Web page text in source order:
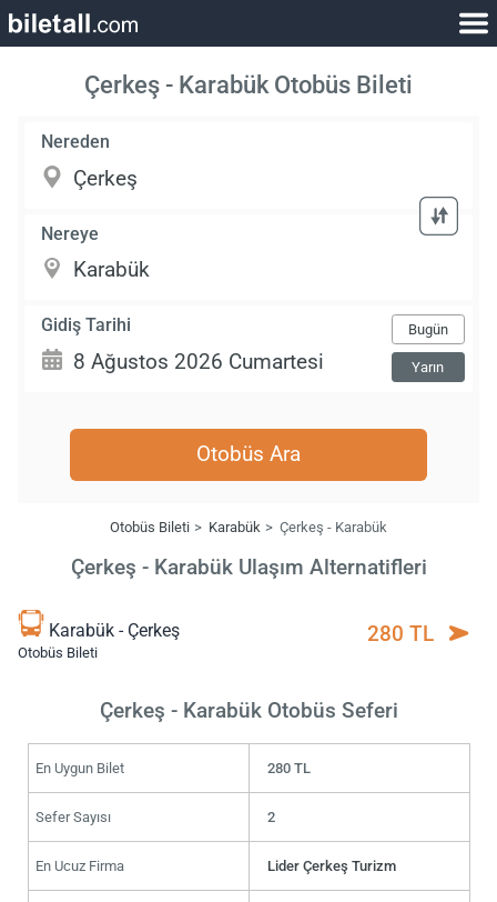
Çerkeş - Karabük Otobüs Bileti
Nereden
Nereye
Gidiş Tarihi Bugün
Yarın
Otobüs Ara
Otobüs Bileti Karabük Çerkeş - Karabük
Çerkeş - Karabük Ulaşım Alternatifleri
Karabük - Çerkeş
Otobüs Bileti
280 TL
Çerkeş - Karabük Otobüs Seferi
En Uygun Bilet 280 TL
Sefer Sayısı 2
En Ucuz Firma Lider Çerkeş Turizm